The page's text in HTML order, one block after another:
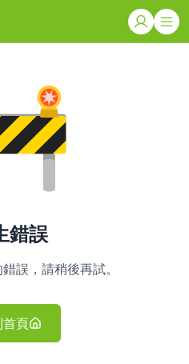
錯誤
誤，請稍後再試。
首頁